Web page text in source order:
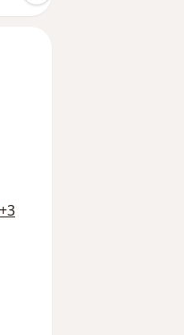
+3a11y_sr_more_diseases